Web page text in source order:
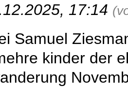
17:14
Samuel
kinder der